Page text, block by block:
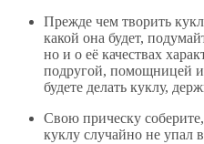
Прежде чем творить
какой она будет,
но и о её качествах
подругой, помощницей
будете делать куклу,
Свою прическу
куклу случайно не упал